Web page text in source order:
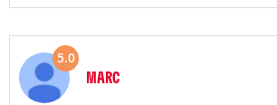
5.0
MARC